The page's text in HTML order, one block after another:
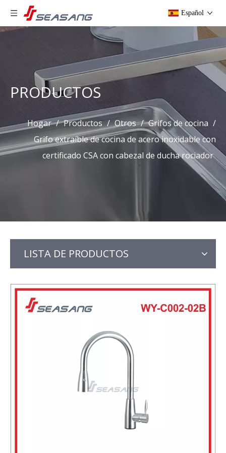
Español
PRODUCTOS
Hogar / Productos / Otros / Grifos de cocina /
Grifo extraíble de cocina de acero inoxidable con
certificado CSA con cabezal de ducha rociador
LISTA DE PRODUCTOS